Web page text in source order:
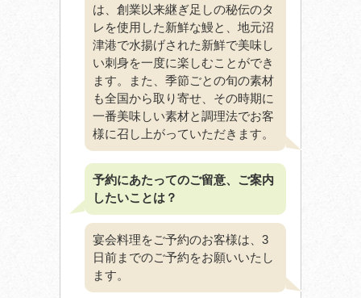
は、創業以来継ぎ足しの秘伝のタ
レを使用した新鮮な鰻と、地元沼
津港で水揚げされた新鮮で美味し
い刺身を一度に楽しむことができ
ます。また、季節ごとの旬の素材
も全国から取り寄せ、その時期に
一番美味しい素材と調理法でお客
様に召し上がっていただきます。
予約にあたってのご留意、ご案内
したいことは？
宴会料理をご予約のお客様は、3
日前までのご予約をお願いいたし
ます。